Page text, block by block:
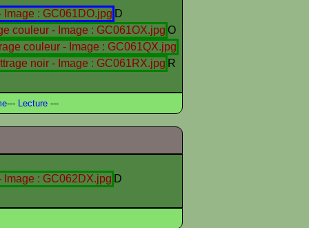
D
O
R
--- Lecture ---
D